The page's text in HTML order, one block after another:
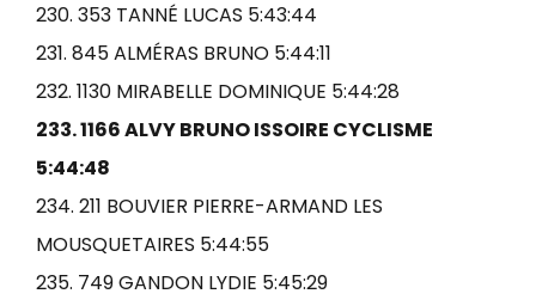
230. 353 TANNÉ LUCAS 5:43:44
231. 845 ALMÉRAS BRUNO 5:44:11
232. 1130 MIRABELLE DOMINIQUE 5:44:28
233. 1166 ALVY BRUNO ISSOIRE CYCLISME
5:44:48
234. 211 BOUVIER PIERRE-ARMAND LES
MOUSQUETAIRES 5:44:55
235. 749 GANDON LYDIE 5:45:29